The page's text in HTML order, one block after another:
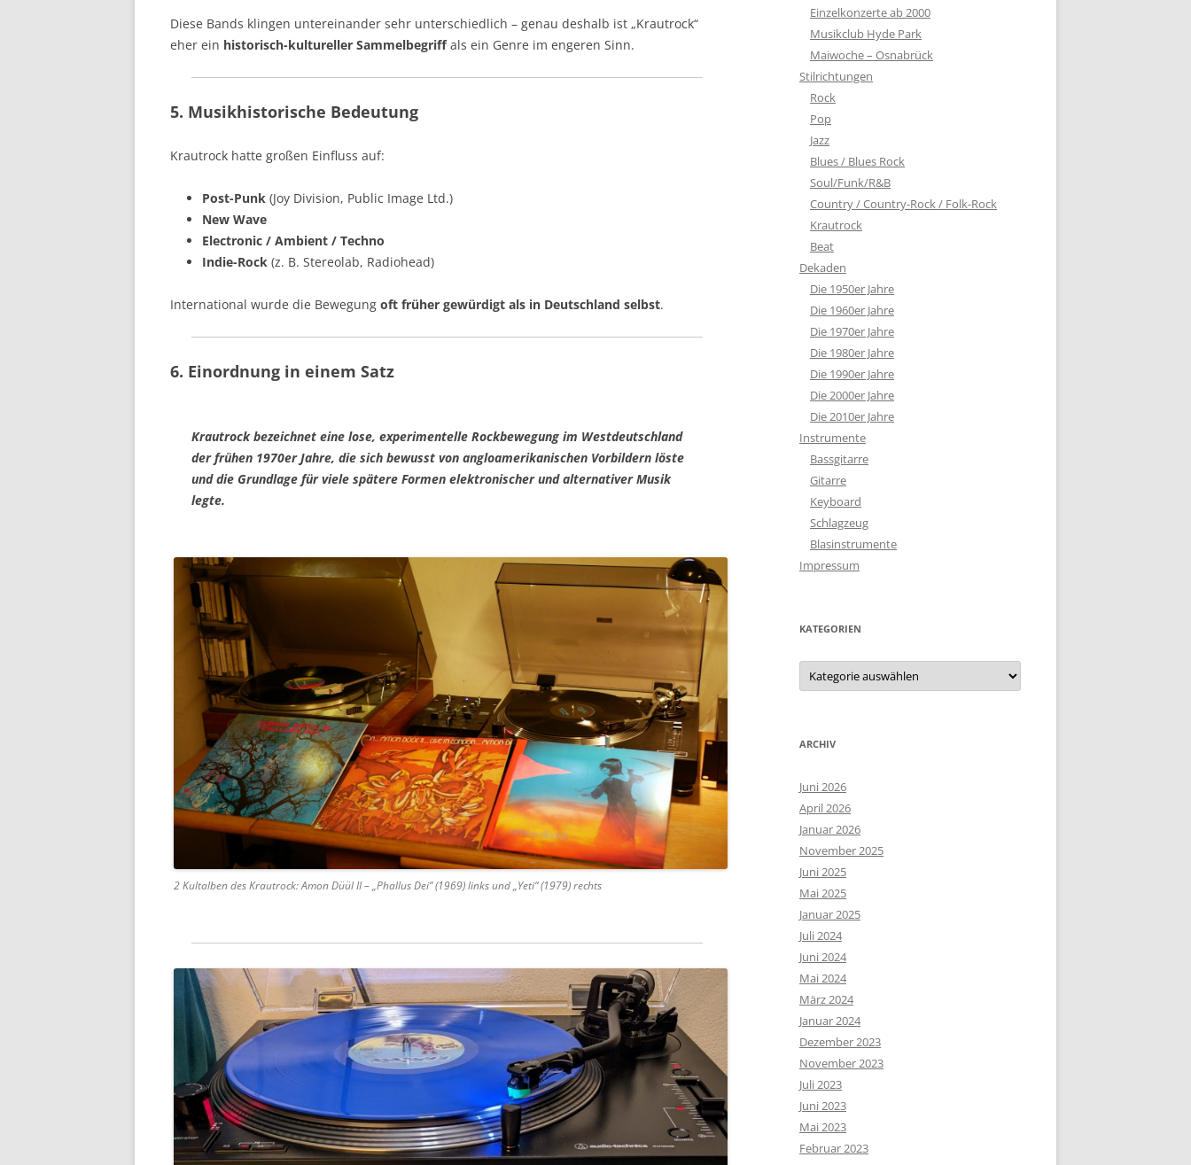
Diese Bands klingen untereinander sehr unterschiedlich – genau deshalb ist „Krautrock“
eher ein historisch-kultureller Sammelbegriffals ein Genre im engeren Sinn.
5. Musikhistorische Bedeutung
Krautrock hatte großen Einfluss auf:
Post-Punk (Joy Division, Public Image Ltd.)
New Wave
Electronic / Ambient / Techno
Indie-Rock (z. B. Stereolab, Radiohead)
International wurde die Bewegung oft früher gewürdigt als in Deutschland selbst.
6. Einordnung in einem Satz
Krautrock bezeichnet eine lose, experimentelle Rockbewegung im Westdeutschland
der frühen 1970er Jahre, die sich bewusst von angloamerikanischen Vorbildern löste
und die Grundlage für viele spätere Formen elektronischer und alternativer Musik
legte.
2 Kultalben des Krautrock: Amon Düül II – „Phallus Dei“ (1969) links und „Yeti“ (1979) rechts
Einzelkonzerte ab 2000
Musikclub Hyde Park
Maiwoche – Osnabrück
Stilrichtungen
Rock
Pop
Jazz
Blues / Blues Rock
Soul/Funk/R&B
Country / Country-Rock / Folk-Rock
Krautrock
Beat
Dekaden
Die 1950er Jahre
Die 1960er Jahre
Die 1970er Jahre
Die 1980er Jahre
Die 1990er Jahre
Die 2000er Jahre
Die 2010er Jahre
Instrumente
Bassgitarre
Gitarre
Keyboard
Schlagzeug
Blasinstrumente
Impressum
KATEGORIEN
Kategorien
ARCHIV
Juni 2026
April 2026
Januar 2026
November 2025
Juni 2025
Mai 2025
Januar 2025
Juli 2024
Juni 2024
Mai 2024
März 2024
Januar 2024
Dezember 2023
November 2023
Juli 2023
Juni 2023
Mai 2023
Februar 2023